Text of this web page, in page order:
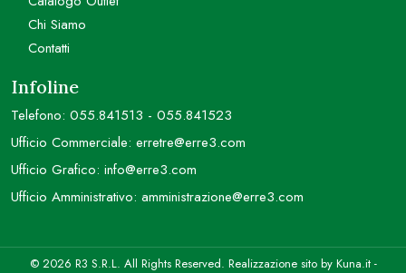
Chi Siamo
Contatti
Infoline
Telefono: 055.841513 - 055.841523
Ufficio Commerciale: erretre@erre3.com
Ufficio Grafico: info@erre3.com
Ufficio Amministrativo: amministrazione@erre3.com
© 2026 R3 S.R.L. All Rights Reserved. Realizzazione sito by Kuna.it-